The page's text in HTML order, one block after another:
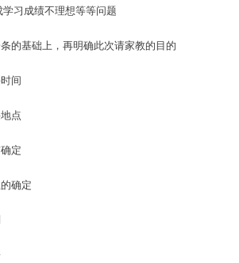
学习成绩不理想等等问题
的基础上，再明确此次请家教的目的
间
点
定
确定